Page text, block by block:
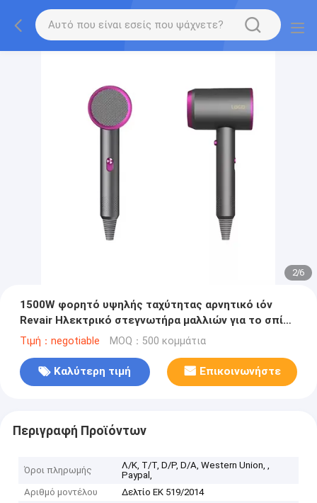
2/6
1500W φορητό υψηλής ταχύτητας αρνητικό ιόν
Revair Ηλεκτρικό στεγνωτήρα μαλλιών για το σπίτι
ασύρματος επαγγελματίας
Τιμή：negotiable MOQ：500 κομμάτια
Καλύτερη τιμή Επικοινωνήστε
Περιγραφή Προϊόντων
Όροι πληρωμής
Λ/Κ, Τ/Τ, D/P, D/A, Western Union, ,
Paypal,
Αριθμό μοντέλου
Δελτίο ΕΚ 519/2014